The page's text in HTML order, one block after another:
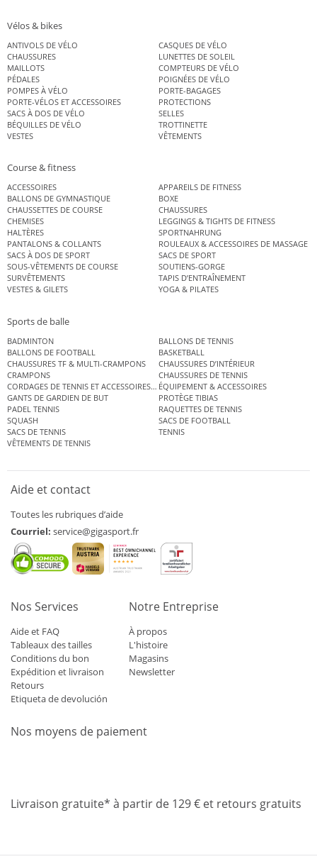
Vélos & bikes
ANTIVOLS DE VÉLO
CASQUES DE VÉLO
CHAUSSURES
LUNETTES DE SOLEIL
MAILLOTS
COMPTEURS DE VÉLO
PÉDALES
POIGNÉES DE VÉLO
POMPES À VÉLO
PORTE-BAGAGES
PORTE-VÉLOS ET ACCESSOIRES
PROTECTIONS
SACS À DOS DE VÉLO
SELLES
BÉQUILLES DE VÉLO
TROTTINETTE
VESTES
VÊTEMENTS
Course & fitness
ACCESSOIRES
APPAREILS DE FITNESS
BALLONS DE GYMNASTIQUE
BOXE
CHAUSSETTES DE COURSE
CHAUSSURES
CHEMISES
LEGGINGS & TIGHTS DE FITNESS
HALTÈRES
SPORTNAHRUNG
PANTALONS & COLLANTS
ROULEAUX & ACCESSOIRES DE MASSAGE
SACS À DOS DE SPORT
SACS DE SPORT
SOUS-VÊTEMENTS DE COURSE
SOUTIENS-GORGE
SURVÊTEMENTS
TAPIS D’ENTRAÎNEMENT
VESTES & GILETS
YOGA & PILATES
Sports de balle
BADMINTON
BALLONS DE TENNIS
BALLONS DE FOOTBALL
BASKETBALL
CHAUSSURES TF & MULTI-CRAMPONS
CHAUSSURES D’INTÉRIEUR
CRAMPONS
CHAUSSURES DE TENNIS
CORDAGES DE TENNIS ET ACCESSOIRES DE TENNISÉQUIPEMENT & ACCESSOIRES
GANTS DE GARDIEN DE BUT
PROTÈGE TIBIAS
PADEL TENNIS
RAQUETTES DE TENNIS
SQUASH
SACS DE FOOTBALL
SACS DE TENNIS
TENNIS
VÊTEMENTS DE TENNIS
Aide et contact
Toutes les rubriques d’aide
Courriel: service@gigasport.fr
Nos Services
Aide et FAQ
Tableaux des tailles
Conditions du bon
Expédition et livraison
Retours
Etiqueta de devolución
Notre Entreprise
À propos
L'histoire
Magasins
Newsletter
Nos moyens de paiement
Livraison gratuite* à partir de 129 € et retours gratuits